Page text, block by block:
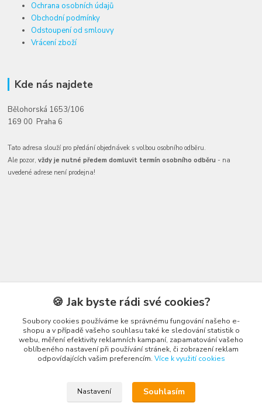
Ochrana osobních údajů
Obchodní podmínky
Odstoupení od smlouvy
Vrácení zboží
Kde nás najdete
Bělohorská 1653/106
169 00 Praha 6
Tato adresa slouží pro předání objednávek s volbou osobního odběru.
Ale pozor,vždy je nutné předem domluvit termín osobního odběru - na
uvedené adrese není prodejna!
Kontakty🍪 Jak byste rádi své cookies?
Soubory cookies používáme ke správnému fungování našeho e-
shopu a v případě vašeho souhlasu také ke sledování statistik o
webu, měření efektivity reklamních kampaní, zapamatování vašeho
oblíbeného nastavení při používání stránek, či zobrazení reklam
odpovídajících vašim preferencím. Více k využití cookies
Nastavení Souhlasím